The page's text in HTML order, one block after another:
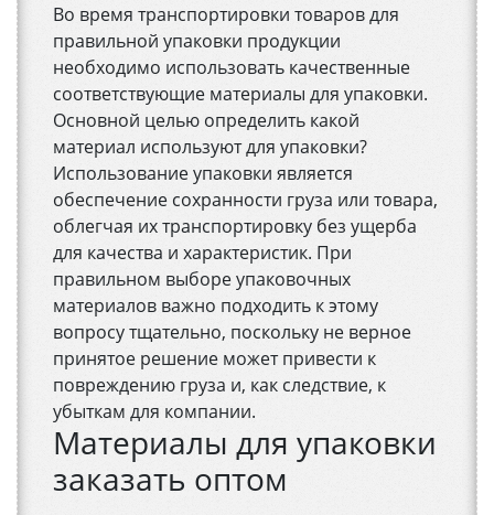
Во время транспортировки товаров для
правильной упаковки продукции
необходимо использовать качественные
соответствующие материалы для упаковки.
Основной целью определить какой
материал используют для упаковки?
Использование упаковки является
обеспечение сохранности груза или товара,
облегчая их транспортировку без ущерба
для качества и характеристик. При
правильном выборе упаковочных
материалов важно подходить к этому
вопросу тщательно, поскольку не верное
принятое решение может привести к
повреждению груза и, как следствие, к
убыткам для компании.
Материалы для упаковки
заказать оптом